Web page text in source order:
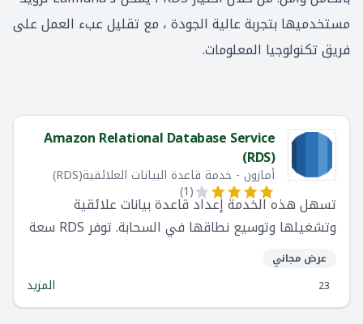
مستخدميها بتجربة عالية الجودة ، مع تقليل عبء العمل على
فريق تكنولوجيا المعلومات.
Amazon Relational Database Service
(RDS)
أمازون - خدمة قاعدة البيانات العلائقية(RDS)
(
1
)
تسهل هذه الخدمة إعداد قاعدة بيانات علائقية
وتشغيلها وتوسيع نطاقها في السحابة. توفر RDS سعة
فعالة من حيث التكلفة ويمكن تغيير حجمها أثناء إدارة
مهام دون الحوجة لإدارة قاعدة البيانات التي تستغرق
وقتًا طويلاً و مجموعة من الاجراءت مثل توفير الأجهزة
عرض مجاني
23
المزيد